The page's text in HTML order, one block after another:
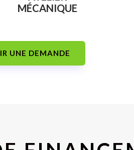
UNE DEMANDE